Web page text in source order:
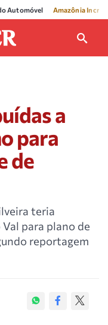
Automóvel Amazônia
a
para
de
teria
para plano de
reportagem